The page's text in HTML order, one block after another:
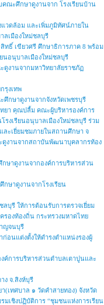
คณะศึกษาดูงานจาก โรงเรียนบ้าน
วดล้อม และเพิ่มภูมิทัศน์ภายใน
ลเมืองใหม่ชลบุรี
ทธิ์ เขียวศรี ศึกษาธิการภาค 8 พร้อม
นอนุบาลเมืองใหม่ชลบุรี
ดูงานจากมหาวิทยาลัยราชภัฏ
รุงเทพ
ศึกษาดูงานจากจังหวัดเพชรบุรี
ยา คุณปลื้ม คณะผู้บริหารองค์การ
รงเรียนอนุบาลเมืองใหม่ชลบุรี ร่วม
ละเยี่ยมชมภายในสถานศึกษา จ
ดูงานจากสถาบันพัฒนาบุคลากรท้อง
ษาดูงานจากองค์การบริหารส่วน
กษาดูงานจากโรงเรียน
ลบุรี ให้การต้อนรับการตรวจเยี่ยม
รองท้องถิ่น กระทรวงมหาดไทย
ญจนบุรี
อนแต่งตั้งให้ดำรงตำแหน่งรองผู้
ค์การบริหารส่วนตำบลเตาปูนและ
ง จ.สิงห์บุรี
(เทศบาล ๑ วัดคำสายทอง) จังหวัด
เชิงปฏิบัติการ “ชุมชนแห่งการเรียน